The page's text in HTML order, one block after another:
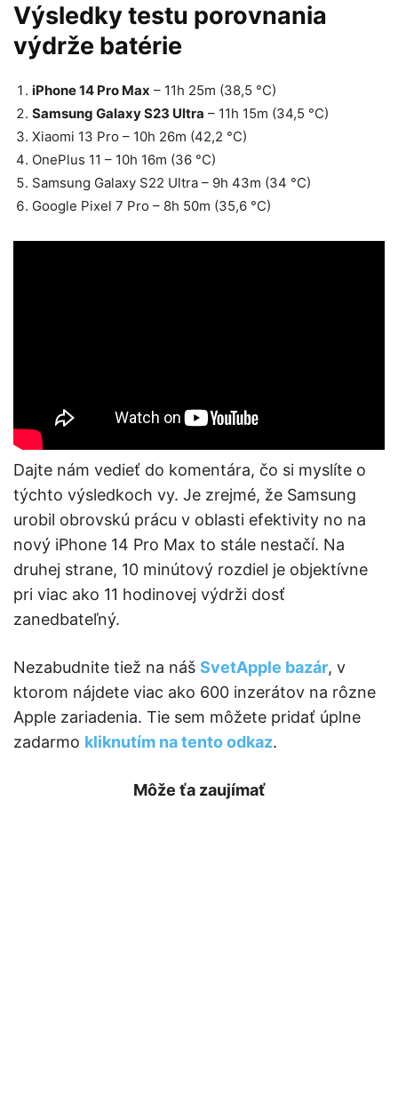
Výsledky testu porovnania
výdrže batérie
iPhone 14 Pro Max – 11h 25m (38,5 °C)
Samsung Galaxy S23 Ultra – 11h 15m (34,5 °C)
Xiaomi 13 Pro – 10h 26m (42,2 °C)
OnePlus 11 – 10h 16m (36 °C)
Samsung Galaxy S22 Ultra – 9h 43m (34 °C)
Google Pixel 7 Pro – 8h 50m (35,6 °C)
Dajte nám vedieť do komentára, čo si myslíte o
týchto výsledkoch vy. Je zrejmé, že Samsung
urobil obrovskú prácu v oblasti efektivity no na
nový iPhone 14 Pro Max to stále nestačí. Na
druhej strane, 10 minútový rozdiel je objektívne
pri viac ako 11 hodinovej výdrži dosť
zanedbateľný.
Nezabudnite tiež na náš SvetApple bazár, v
ktorom nájdete viac ako 600 inzerátov na rôzne
Apple zariadenia. Tie sem môžete pridať úplne
zadarmo kliknutím na tento odkaz.
Môže ťa zaujímať